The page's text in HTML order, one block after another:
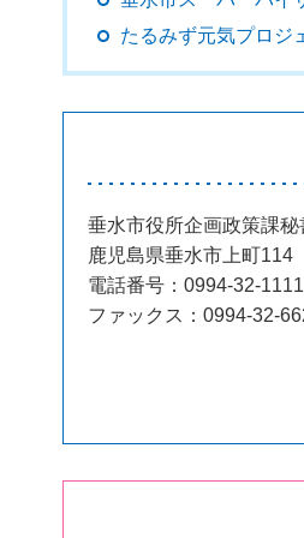
たるみず元気プロジ
垂水市役所企画政策課秘
鹿児島県垂水市上町114
電話番号：0994-32-1111
ファックス：0994-32-